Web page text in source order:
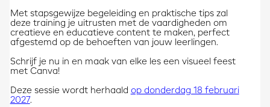
Met stapsgewijze begeleiding en praktische tips zal
deze training je uitrusten met de vaardigheden om
creatieve en educatieve content te maken, perfect
afgestemd op de behoeften van jouw leerlingen.
Schrijf je nu in en maak van elke les een visueel feest
met Canva!​
Deze sessie wordt herhaald op donderdag 18 februari
2027.